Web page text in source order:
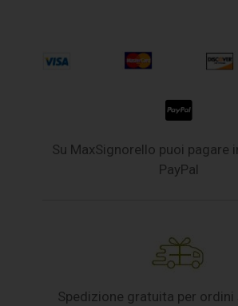
Su MaxSignorello puoi pagare
PayPal
Spedizione gratuita per ordini